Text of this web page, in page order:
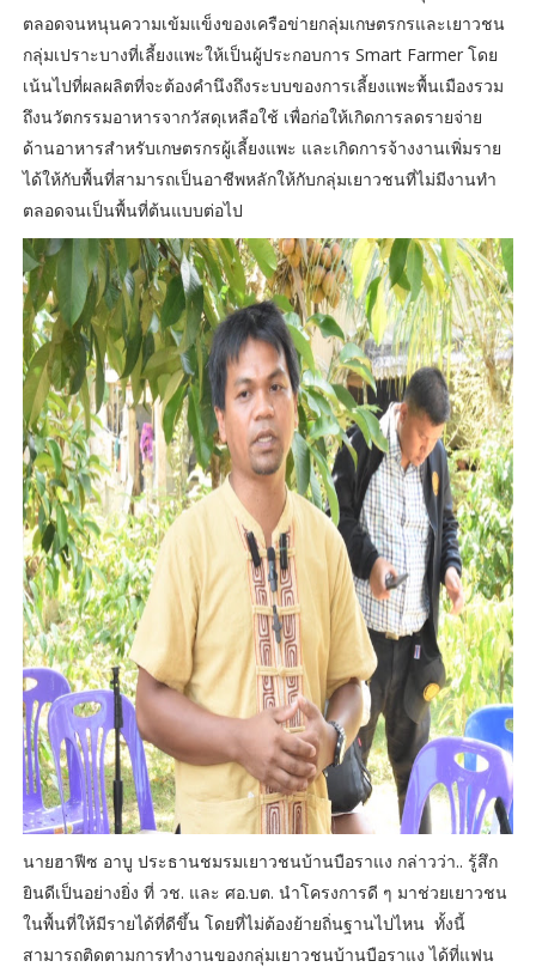
ตลอดจนหนุนความเข้มแข็งของเครือข่ายกลุ่มเกษตรกรและเยาวชน
กลุ่มเปราะบางที่เลี้ยงแพะให้เป็นผู้ประกอบการ Smart Farmer โดย
เน้นไปที่ผลผลิตที่จะต้องคำนึงถึงระบบของการเลี้ยงแพะพื้นเมืองรวม
ถึงนวัตกรรมอาหารจากวัสดุเหลือใช้ เพื่อก่อให้เกิดการลดรายจ่าย
ด้านอาหารสำหรับเกษตรกรผู้เลี้ยงแพะ และเกิดการจ้างงานเพิ่มราย
ได้ให้กับพื้นที่สามารถเป็นอาชีพหลักให้กับกลุ่มเยาวชนที่ไม่มีงานทำ
ตลอดจนเป็นพื้นที่ต้นแบบต่อไป
นายฮาฟีซ อาบู ประธานชมรมเยาวชนบ้านบือราแง กล่าวว่า.. รู้สึก
ยินดีเป็นอย่างยิ่ง ที่ วช. และ ศอ.บต. นำโครงการดี ๆ มาช่วยเยาวชน
ในพื้นที่ให้มีรายได้ที่ดีขึ้น โดยที่ไม่ต้องย้ายถิ่นฐานไปไหน ทั้งนี้
สามารถติดตามการทำงานของกลุ่มเยาวชนบ้านบือราแง ได้ที่แฟน